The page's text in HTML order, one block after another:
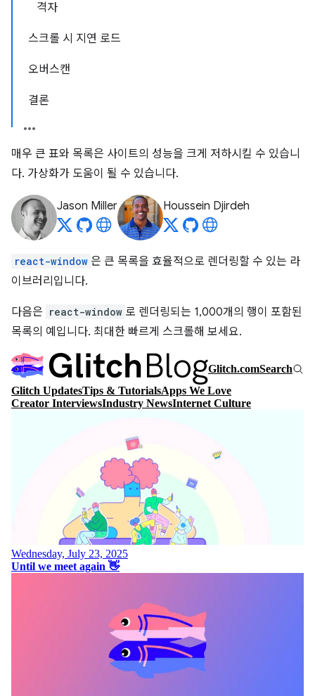
격자
스크롤 시 지연 로드
오버스캔
결론
매우 큰 표와 목록은 사이트의 성능을 크게 저하시킬 수 있습니
다. 가상화가 도움이 될 수 있습니다.
Jason Miller Houssein Djirdeh
react-window 은 큰 목록을 효율적으로 렌더링할 수 있는 라
이브러리입니다.
다음은 react-window 로 렌더링되는 1,000개의 행이 포함된
목록의 예입니다. 최대한 빠르게 스크롤해 보세요.